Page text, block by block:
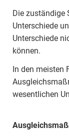
Die zuständige
Unterschiede
Unterschiede
können.
In den meisten
wesentlichen